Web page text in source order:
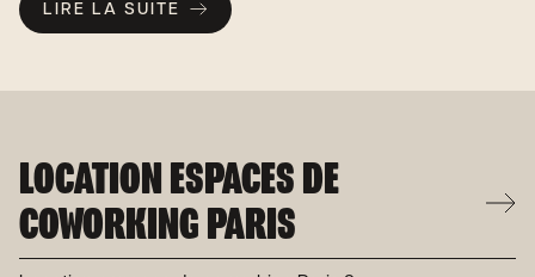
LIRE LA SUITE
LOCATION ESPACES DE
COWORKING PARIS